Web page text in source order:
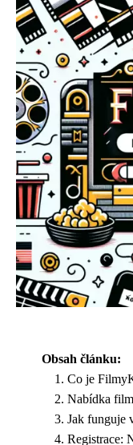
Obsah článku:
Co je
Nabídka
Jak funguje
Registrace: